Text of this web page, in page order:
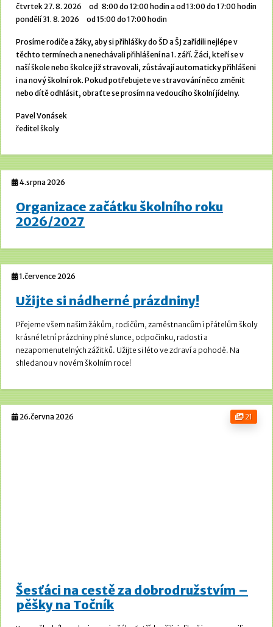
čtvrtek 27. 8. 2026 od 8:00 do 12:00 hodin a od 13:00 do 17:00 hodin
pondělí 31. 8. 2026 od 15:00 do 17:00 hodin
Prosíme rodiče a žáky, aby si přihlášky do ŠD a ŠJ zařídili nejlépe v
těchto termínech a nenechávali přihlášení na 1. září. Žáci, kteří se v
naší škole nebo školce již stravovali, zůstávají automaticky přihlášeni
i na nový školní rok. Pokud potřebujete ve stravování něco změnit
nebo dítě odhlásit, obraťte se prosím na vedoucího školní jídelny.
Pavel Vonásek
ředitel školy
4.srpna 2026
Organizace začátku školního roku
2026/2027
1.července 2026
Užijte si nádherné prázdniny!
Přejeme všem našim žákům, rodičům, zaměstnancům i přátelům školy
krásné letní prázdniny plné slunce, odpočinku, radosti a
nezapomenutelných zážitků. Užijte si léto ve zdraví a pohodě. Na
shledanou v novém školním roce!
21
26.června 2026
Šesťáci na cestě za dobrodružstvím –
pěšky na Točník